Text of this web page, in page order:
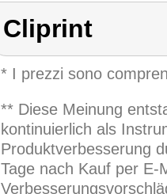
Cliprint
* I prezzi sono
** Diese Meinung
kontinuierlich als
Produktverbesserung
Tage nach Kauf per E-